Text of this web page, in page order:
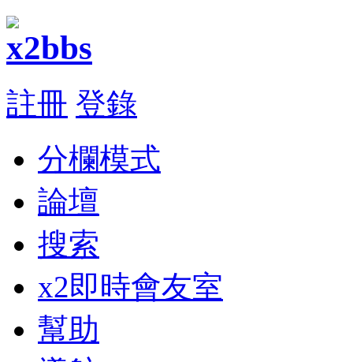
註冊 登錄
分欄模式
論壇
搜索
x2即時會友室
幫助